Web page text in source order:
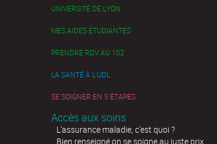
UNIVERSITÉ DE LYON
MES AIDES ÉTUDIANTES
PRENDRE RDV AU 102
LA SANTÉ À L'UDL
SE SOIGNER EN 5 ÉTAPES
Accès aux soins
L’assurance maladie, c’est quoi ?
Bien renseigné on se soigne au juste prix